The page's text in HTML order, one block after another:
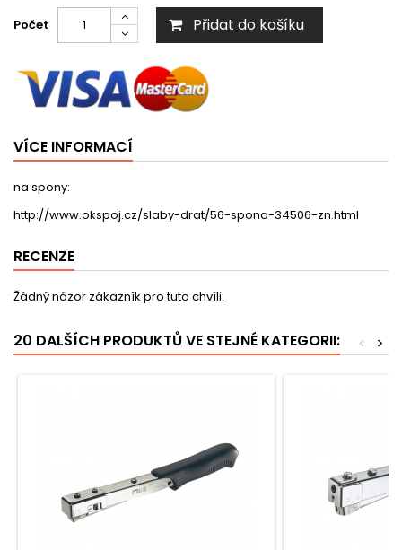
Počet Přidat do košíku
VÍCE INFORMACÍ
na spony:
http://www.okspoj.cz/slaby-drat/56-spona-34506-zn.html
RECENZE
Žádný názor zákazník pro tuto chvíli.
20 DALŠÍCH PRODUKTŮ VE STEJNÉ KATEGORII: >
<